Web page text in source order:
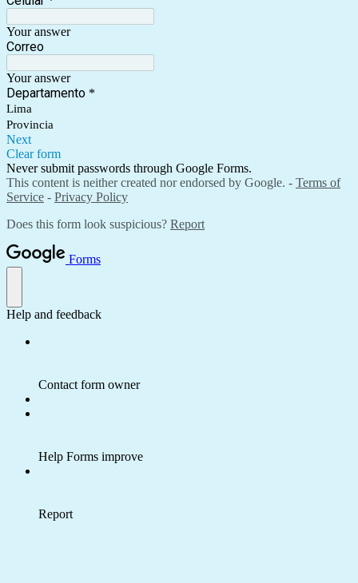
Your answer
Correo
Your answer
Departamento *
Lima
Provincia
Next
Clear form
Never submit passwords through Google Forms.
This content is neither created nor endorsed by Google. - Terms of
Service - Privacy Policy
Does this form look suspicious? Report
Forms
Help and feedback
Contact form owner
Help Forms improve
Report